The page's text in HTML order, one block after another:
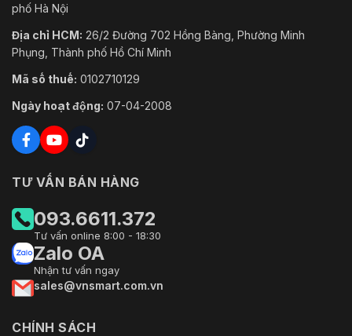
phố Hà Nội
Địa chỉ HCM: 26/2 Đường 702 Hồng Bàng, Phường Minh
Phụng, Thành phố Hồ Chí Minh
Mã số thuế: 0102710129
Ngày hoạt động: 07-04-2008
TƯ VẤN BÁN HÀNG
093.6611.372
Tư vấn online 8:00 - 18:30
Zalo OA
Nhận tư vấn ngay
sales@vnsmart.com.vn
CHÍNH SÁCH